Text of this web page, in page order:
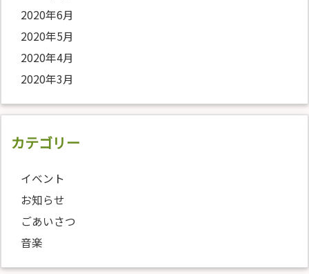
2020年6月
2020年5月
2020年4月
2020年3月
カテゴリー
イベント
お知らせ
ごあいさつ
音楽